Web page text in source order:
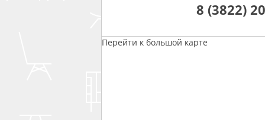
8 (3822)
Перейти к большой карте